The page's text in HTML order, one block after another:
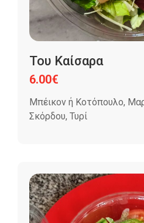
Του Καίσαρα
6.00€
Μπέικον ή Κοτόπουλο,
Σκόρδου, Τυρί